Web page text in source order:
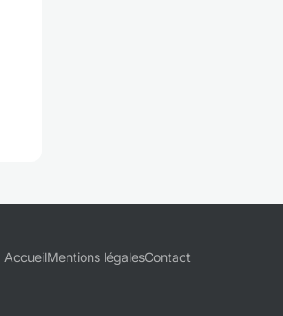
AccueilMentions légalesContact